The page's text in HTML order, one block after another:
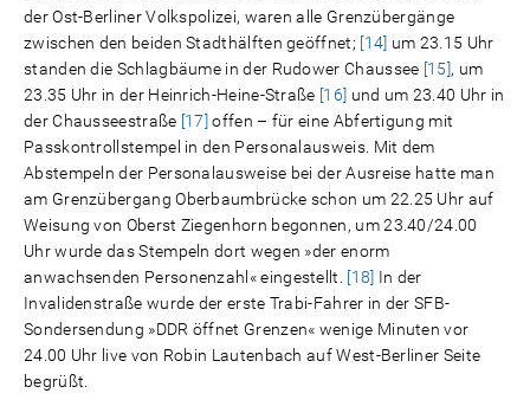
der Ost-Berliner Volkspolizei, waren alle Grenzübergänge
zwischen den beiden Stadthälften geöffnet; [14] um 23.15 Uhr
standen die Schlagbäume in der Rudower Chaussee [15], um
23.35 Uhr in der Heinrich-Heine-Straße [16] und um 23.40 Uhr in
der Chausseestraße [17] offen – für eine Abfertigung mit
Passkontrollstempel in den Personalausweis. Mit dem
Abstempeln der Personalausweise bei der Ausreise hatte man
am Grenzübergang Oberbaumbrücke schon um 22.25 Uhr auf
Weisung von Oberst Ziegenhorn begonnen, um 23.40/24.00
Uhr wurde das Stempeln dort wegen »der enorm
anwachsenden Personenzahl« eingestellt.
[18] In der
Invalidenstraße wurde der erste Trabi-Fahrer in der SFB-
Sondersendung »DDR öffnet Grenzen« wenige Minuten vor
24.00 Uhr live von Robin Lautenbach auf West-Berliner Seite
begrüßt.